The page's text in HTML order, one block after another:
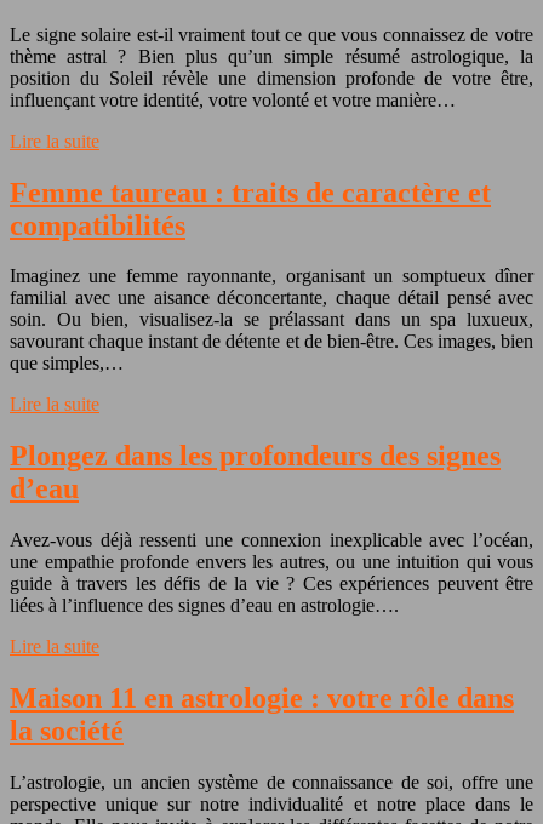
Le signe solaire est-il vraiment tout ce que vous connaissez de votre
thème astral ? Bien plus qu’un simple résumé astrologique, la
position du Soleil révèle une dimension profonde de votre être,
influençant votre identité, votre volonté et votre manière…
Lire la suite
Femme taureau : traits de caractère et
compatibilités
Imaginez une femme rayonnante, organisant un somptueux dîner
familial avec une aisance déconcertante, chaque détail pensé avec
soin. Ou bien, visualisez-la se prélassant dans un spa luxueux,
savourant chaque instant de détente et de bien-être. Ces images, bien
que simples,…
Lire la suite
Plongez dans les profondeurs des signes
d’eau
Avez-vous déjà ressenti une connexion inexplicable avec l’océan,
une empathie profonde envers les autres, ou une intuition qui vous
guide à travers les défis de la vie ? Ces expériences peuvent être
liées à l’influence des signes d’eau en astrologie….
Lire la suite
Maison 11 en astrologie : votre rôle dans
la société
L’astrologie, un ancien système de connaissance de soi, offre une
perspective unique sur notre individualité et notre place dans le